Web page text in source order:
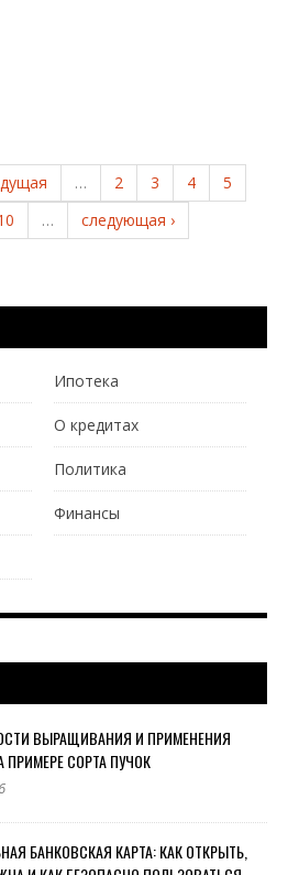
… 2 3 4
5
…
следующая ›
Ипотека
О кредитах
Политика
Финансы
ВЫРАЩИВАНИЯ И ПРИМЕНЕНИЯ
ПРИМЕРЕ СОРТА ПУЧОК
БАНКОВСКАЯ КАРТА: КАК ОТКРЫТЬ,